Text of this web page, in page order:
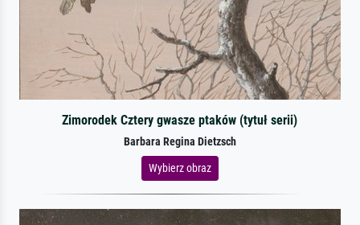
Zimorodek Cztery gwasze ptaków (tytuł serii)
Barbara Regina Dietzsch
Wybierz obraz